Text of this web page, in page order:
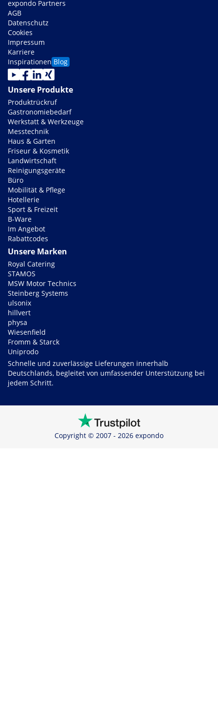
expondo Partners
AGB
Datenschutz
Cookies
Impressum
Karriere
Inspirationen Blog
Unsere Produkte
Produktrückruf
Gastronomiebedarf
Werkstatt & Werkzeuge
Messtechnik
Haus & Garten
Friseur & Kosmetik
Landwirtschaft
Reinigungsgeräte
Büro
Mobilität & Pflege
Hotellerie
Sport & Freizeit
B-Ware
Im Angebot
Rabattcodes
Unsere Marken
Royal Catering
STAMOS
MSW Motor Technics
Steinberg Systems
ulsonix
hillvert
physa
Wiesenfield
Fromm & Starck
Uniprodo
Schnelle und zuverlässige Lieferungen innerhalb
Deutschlands, begleitet von umfassender Unterstützung bei
jedem Schritt.
Copyright © 2007 - 2026 expondo